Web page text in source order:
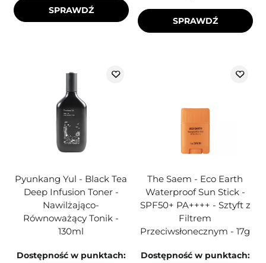
SPRAWDŹ
SPRAWDŹ
Pyunkang Yul - Black Tea
Deep Infusion Toner -
Nawilżająco-
Równoważący Tonik -
130ml
Dostępność w punktach:
The Saem - Eco Earth
Waterproof Sun Stick -
SPF50+ PA++++ - Sztyft z
Filtrem
Przeciwsłonecznym - 17g
Dostępność w punktach: